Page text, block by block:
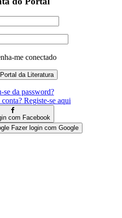
me conectado
se da password?
Registe-se aqui
com Facebook
Fazer login com Google